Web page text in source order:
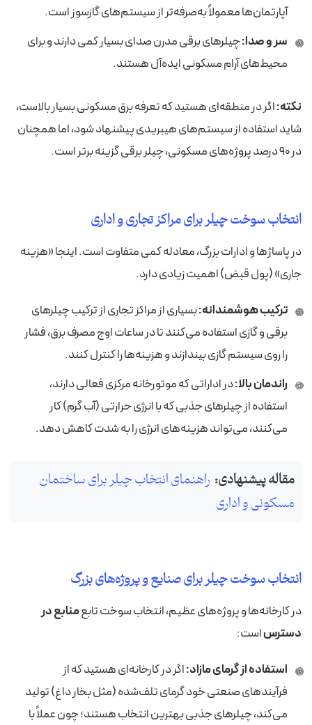
آپارتمان‌ها معمولاً به‌صرفه‌تر از سیستم‌های گازسوز است.
سر و صدا:چیلرهای برقی مدرن صدای بسیار کمی دارند و برای
محیط‌های آرام مسکونی ایده‌آل هستند.
نکته:اگر در منطقه‌ای هستید که تعرفه برق مسکونی بسیار بالاست،
شاید استفاده از سیستم‌های هیبریدی پیشنهاد شود، اما همچنان
در ۹۰ درصد پروژه‌های مسکونی، چیلر برقی گزینه برتر است.
انتخاب سوخت چیلر برای مراکز تجاری و اداری
در پاساژها و ادارات بزرگ، معادله کمی متفاوت است. اینجا «هزینه
جاری» (پول قبض) اهمیت زیادی دارد.
ترکیب هوشمندانه:بسیاری از مراکز تجاری از ترکیب چیلرهای
برقی و گازی استفاده می‌کنند تا در ساعات اوج مصرف برق، فشار
را روی سیستم گازی بیندازند و هزینه‌ها را کنترل کنند.
راندمان بالا:در اداراتی که موتورخانه مرکزی فعالی دارند،
استفاده از چیلرهای جذبی که با انرژی حرارتی (آب گرم) کار
می‌کنند، می‌تواند هزینه‌های انرژی را به شدت کاهش دهد.
مقاله پیشنهادی: راهنمای انتخاب چیلر برای ساختمان
مسکونی و اداری
انتخاب سوخت چیلر برای صنایع و پروژه‌های بزرگ
در کارخانه‌ها و پروژه‌های عظیم، انتخاب سوخت تابعمنابع در
دسترساست:
استفاده از گرمای مازاد:اگر در کارخانه‌ای هستید که از
فرآیندهای صنعتی خود گرمای تلف‌شده (مثل بخار داغ) تولید
می‌کند، چیلرهای جذبی بهترین انتخاب هستند؛ چون عملاً با